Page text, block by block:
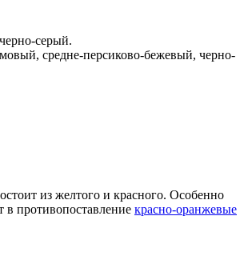
серый.
средне-персиково-бежевый, черно-
из желтого и красного. Особенно
в противопоставление красно-оранжевые